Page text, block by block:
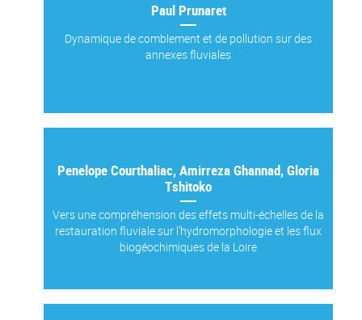
Paul Prunaret
Dynamique de comblement et de pollution sur des
annexes fluviales
Penelope Courthaliac, Amirreza Ghannad, Gloria
Tshitoko
Vers une compréhension des effets multi-échelles de la
restauration fluviale sur l'hydromorphologie et les flux
biogéochimiques de la Loire